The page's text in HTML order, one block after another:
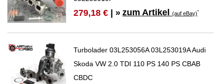
279,18 € | » zum Artikel(auf eBay)*
Turbolader 03L253056A 03L253019A Audi
Skoda VW 2.0 TDI 110 PS 140 PS CBAB
CBDC